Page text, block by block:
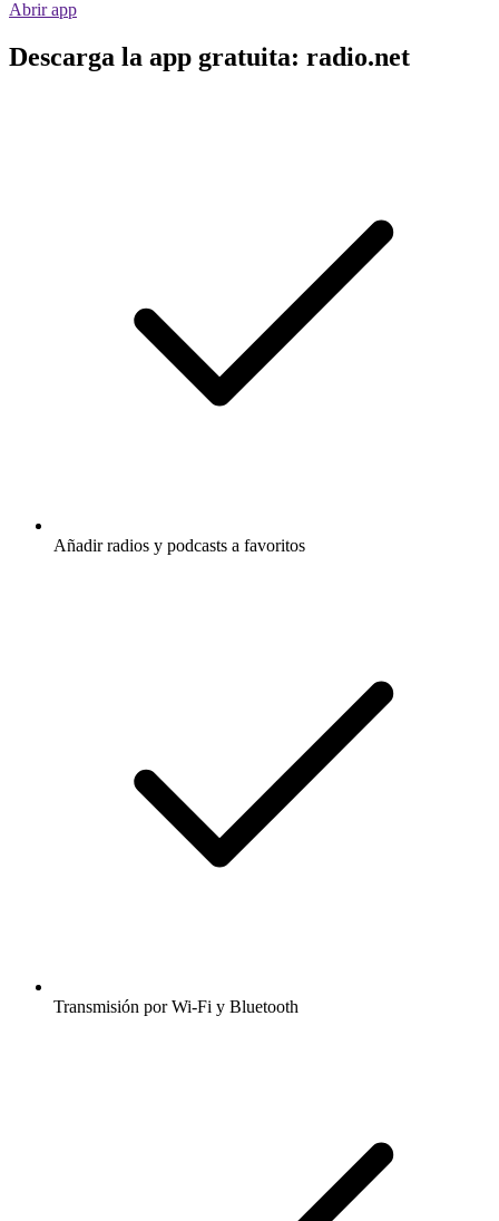
Abrir app
Descarga la app gratuita: radio.net
Añadir radios y podcasts a favoritos
Transmisión por Wi-Fi y Bluetooth